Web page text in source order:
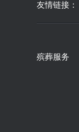
友情链接：
殡葬服务